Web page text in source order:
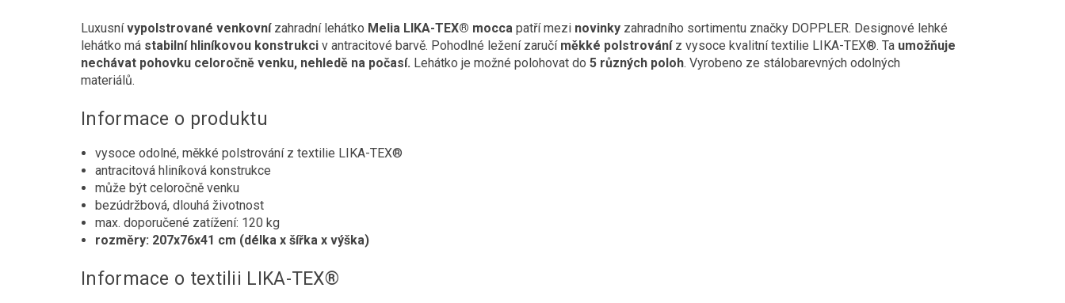
Luxusnívypolstrované venkovnízahradní lehátko Melia LIKA-TEX® mocca patří mezi novinky zahradního sortimentu značky DOPPLER. Designové lehké
lehátko má stabilní hliníkovou konstrukci v antracitové barvě. Pohodlné ležení zaručí měkké polstrováníz vysoce kvalitní textilie LIKA-TEX®. Ta umožňuje
nechávat pohovku celoročně venku, nehledě na počasí. Lehátko je možné polohovat do 5 různých poloh. Vyrobeno ze stálobarevných odolných
materiálů.
Informace o produktu
vysoce odolné, měkké polstrování z textilie LIKA-TEX®
antracitová hliníková konstrukce
může být celoročně venku
bezúdržbová, dlouhá životnost
max. doporučené zatížení: 120 kg
rozměry: 207x76x41 cm (délka x šířka x výška)
Informace o textilii LIKA-TEX®